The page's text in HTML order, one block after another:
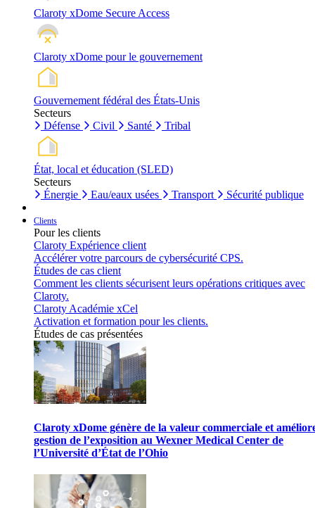
Claroty xDome Secure Access
Claroty xDome pour le gouvernement
Gouvernement fédéral des États-Unis
Secteurs
Défense
Civil Santé Tribal
État, local et éducation (SLED)
Secteurs
Énergie
Eau/eaux usées Transport Sécurité publique
Clients
Pour les clients
Claroty Expérience client
Accélérer votre parcours de cybersécurité CPS.
Études de cas client
Comment les clients sécurisent leurs opérations critiques avec
Claroty.
Claroty Académie xCel
Activation et formation pour les clients.
Études de cas présentées
Claroty xDome génère de la valeur commerciale et
gestion de l’exposition au Wexner Medical Center de
l’Université d’État de l’Ohio